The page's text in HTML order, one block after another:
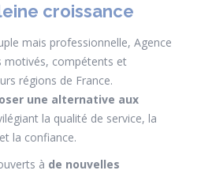
croissance
mais professionnelle, Agence
motivés, compétents et
régions de France.
une alternative aux
la qualité de service, la
la confiance.
à de nouvelles